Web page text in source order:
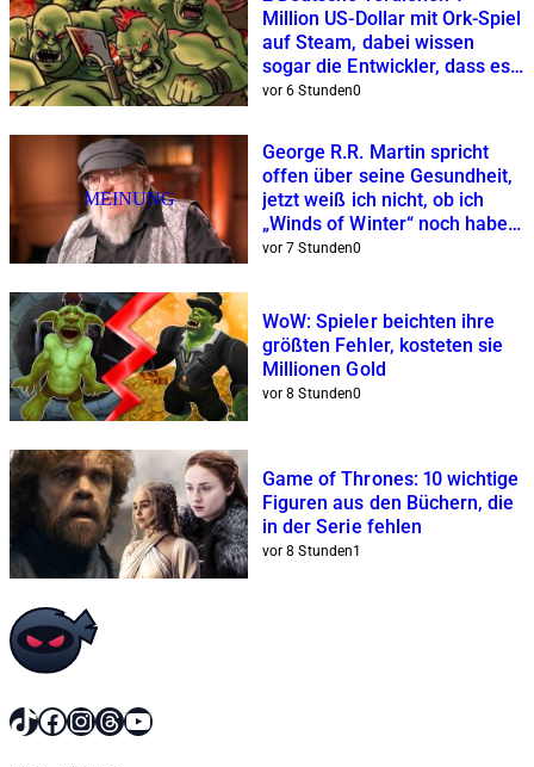
Million US-Dollar mit Ork-Spiel
auf Steam, dabei wissen
sogar die Entwickler, dass es
verdammt hässlich ist
vor 6 Stunden0
MEINUNG
George R.R. Martin spricht
offen über seine Gesundheit,
jetzt weiß ich nicht, ob ich
„Winds of Winter“ noch haben
will
vor 7 Stunden0
WoW: Spieler beichten ihre
größten Fehler, kosteten sie
Millionen Gold
vor 8 Stunden0
Game of Thrones: 10 wichtige
Figuren aus den Büchern, die
in der Serie fehlen
vor 8 Stunden1
TikTok
Facebook
Instagram
Threads
YouTube